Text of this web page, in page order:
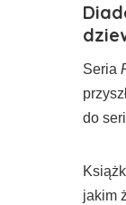
Seria
do
jakim